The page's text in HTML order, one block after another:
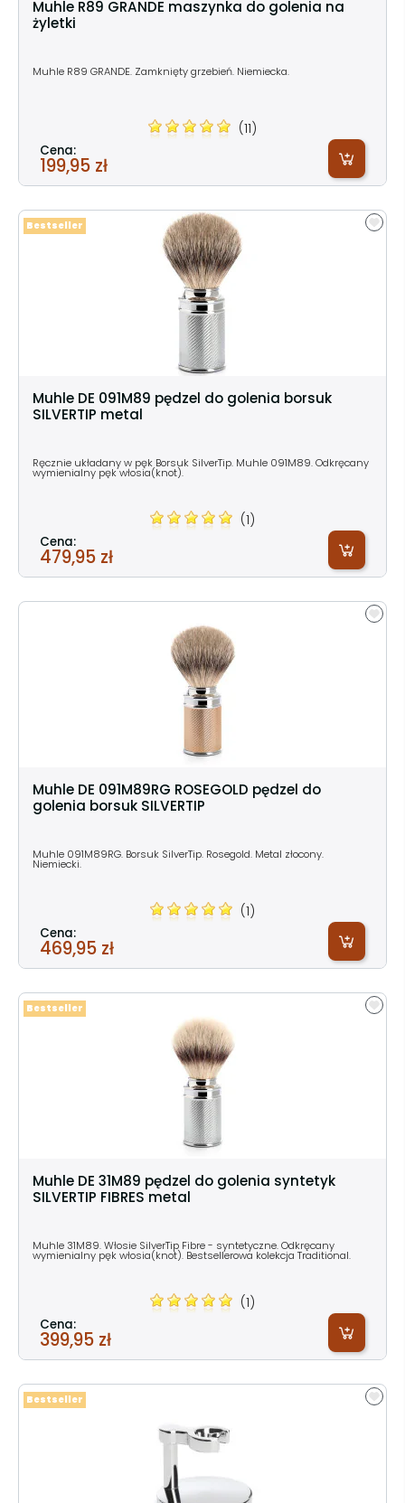
Muhle R89 GRANDE maszynka do golenia na
żyletki
Muhle R89 GRANDE. Zamknięty grzebień. Niemiecka.
(11)
Cena:
199,95 zł
Muhle DE 091M89 pędzel do golenia borsuk
SILVERTIP metal
Ręcznie układany w pęk Borsuk SilverTip. Muhle 091M89. Odkręcany
wymienialny pęk włosia(knot).
(1)
Cena:
479,95 zł
Bestseller
Muhle DE 091M89RG ROSEGOLD pędzel do
golenia borsuk SILVERTIP
Muhle 091M89RG. Borsuk SilverTip. Rosegold. Metal złocony.
Niemiecki.
(1)
Cena:
469,95 zł
Muhle DE 31M89 pędzel do golenia syntetyk
SILVERTIP FIBRES metal
Muhle 31M89. Włosie SilverTip Fibre - syntetyczne. Odkręcany
wymienialny pęk włosia(knot). Bestsellerowa kolekcja Traditional.
(1)
Cena:
399,95 zł
Bestseller
Bestseller